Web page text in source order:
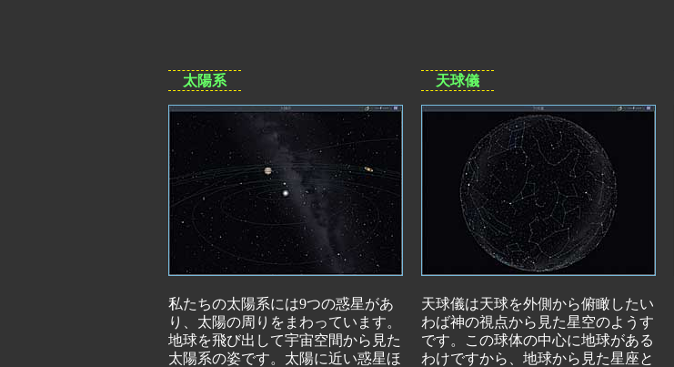
太陽系
私たちの太陽系には9つの惑星があ
り、太陽の周りをまわっています。
地球を飛び出して宇宙空間から見た
太陽系の姿です。太陽に近い惑星ほ
天球儀
天球儀は天球を外側から俯瞰したい
わば神の視点から見た星空のようす
です。この球体の中心に地球がある
わけですから、地球から見た星座と